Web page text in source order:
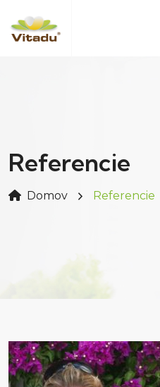
Referencie
Domov Referencie